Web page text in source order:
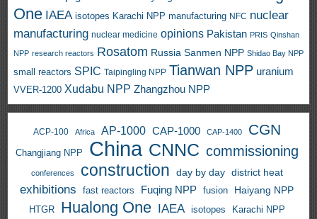
One IAEA isotopes Karachi NPP manufacturing NFC nuclear
manufacturing nuclear medicine opinions Pakistan PRIS Qinshan
NPP research reactors Rosatom Russia Sanmen NPP Shidao Bay NPP
small reactors SPIC Taipingling NPP Tianwan NPP uranium
VVER-1200 Xudabu NPP Zhangzhou NPP
ACP-100 Africa AP-1000 CAP-1000 CAP-1400 CGN
Changjiang NPP China CNNC commissioning
conferences construction day by day district heat
exhibitions fast reactors Fuqing NPP fusion Haiyang NPP
HTGR Hualong One IAEA isotopes Karachi NPP